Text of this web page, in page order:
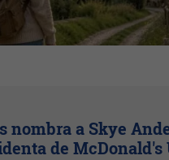
nombra a Skye
de McDonald's